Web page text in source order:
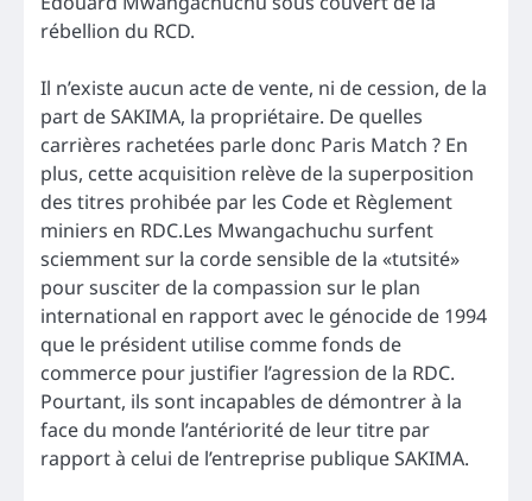
rébellion du RCD.
Il n’existe aucun acte de vente, ni de cession, de la
part de SAKIMA, la propriétaire. De quelles
carrières rachetées parle donc Paris Match ? En
plus, cette acquisition relève de la superposition
des titres prohibée par les Code et Règlement
miniers en RDC.Les Mwangachuchu surfent
sciemment sur la corde sensible de la «tutsité»
pour susciter de la compassion sur le plan
international en rapport avec le génocide de 1994
que le président utilise comme fonds de
commerce pour justifier l’agression de la RDC.
Pourtant, ils sont incapables de démontrer à la
face du monde l’antériorité de leur titre par
rapport à celui de l’entreprise publique SAKIMA.